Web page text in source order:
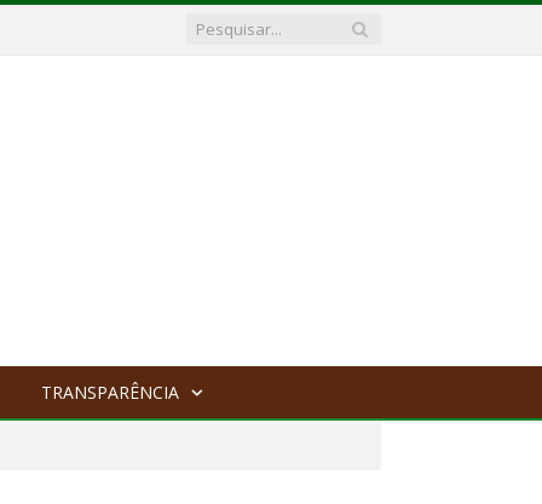
TRANSPARÊNCIA